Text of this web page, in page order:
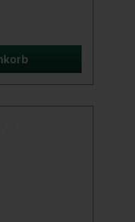
Sleeve lang